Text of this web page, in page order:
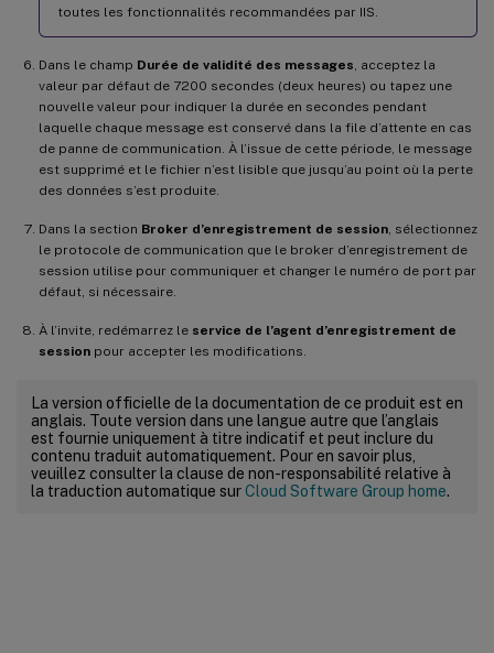
toutes les fonctionnalités recommandées par IIS.
Dans le champ Durée de validité des messages , acceptez la
valeur par défaut de 7200 secondes (deux heures) ou tapez une
nouvelle valeur pour indiquer la durée en secondes pendant
laquelle chaque message est conservé dans la file d’attente en cas
de panne de communication. À l’issue de cette période, le message
est supprimé et le fichier n’est lisible que jusqu’au point où la perte
des données s’est produite.
Dans la section Broker d’enregistrement de session , sélectionnez
le protocole de communication que le broker d’enregistrement de
session utilise pour communiquer et changer le numéro de port par
défaut, si nécessaire.
À l’invite, redémarrez le service de l’agent d’enregistrement de
session pour accepter les modifications.
La version officielle de la documentation de ce produit est en
anglais. Toute version dans une langue autre que l’anglais
est fournie uniquement à titre indicatif et peut inclure du
contenu traduit automatiquement. Pour en savoir plus,
veuillez consulter la clause de non-responsabilité relative à
la traduction automatique surCloud Software Group home.